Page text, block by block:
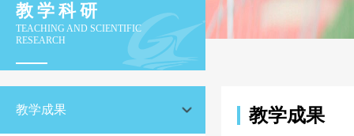
教学科研
TEACHING AND SCIENTIFIC
RESEARCH
教学成果 教学成果